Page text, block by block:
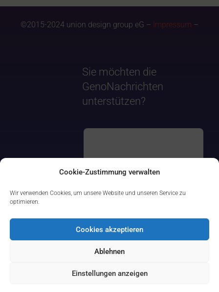
Cookie-Zustimmung verwalten
Wir verwenden Cookies, um unsere Website und unseren Service zu
optimieren.
Cookies akzeptieren
Ablehnen
Einstellungen anzeigen
©2015-2024 union design group eG – Impressum –
Sie möchten die
GenoNachrichten
unterstützen?